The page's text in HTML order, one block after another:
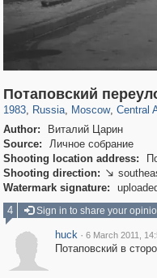
Потаповский
1983, Russia
1,407,328 29,248
, Moscow
319,882 8,286
, Central
160,021
Author:
Виталий Царин
Source:
Личное собрание
Shooting location address:
Shooting direction: 
Watermark signature:
4
Sign in to share your
huck · 6 March 2011,
Потаповский в